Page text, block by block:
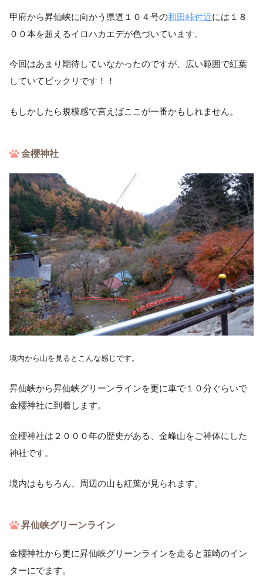
甲府から昇仙峡に向かう県道１０４号の和田峠付近には１８
００本を超えるイロハカエデが色づいています。
今回はあまり期待していなかったのですが、広い範囲で紅葉
していてビックリです！！
もしかしたら規模感で言えばここが一番かもしれません。
金櫻神社
境内から山を見るとこんな感じです。
昇仙峡から昇仙峡グリーンラインを更に車で１０分ぐらいで
金櫻神社に到着します。
金櫻神社は２０００年の歴史がある、金峰山をご神体にした
神社です。
境内はもちろん、周辺の山も紅葉が見られます。
昇仙峡グリーンライン
金櫻神社から更に昇仙峡グリーンラインを走ると韮崎のイン
ターにでます。